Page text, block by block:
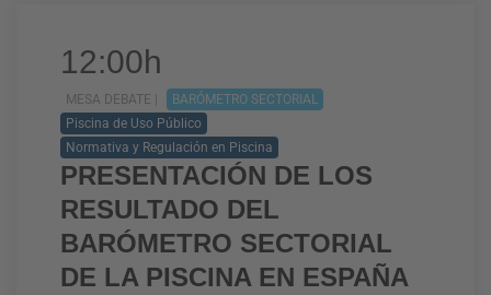
12:00h
MESA DEBATE |
BARÓMETRO SECTORIAL
Piscina de Uso Público
Normativa y Regulación en Piscina
PRESENTACIÓN DE LOS
RESULTADO DEL
BARÓMETRO SECTORIAL
DE LA PISCINA EN ESPAÑA